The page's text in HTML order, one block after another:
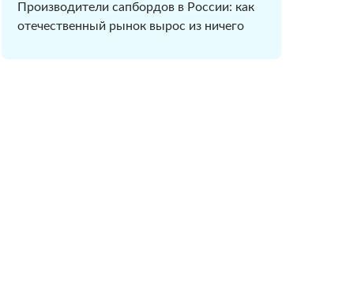
Производители сапбордов в России: как
отечественный рынок вырос из ничего